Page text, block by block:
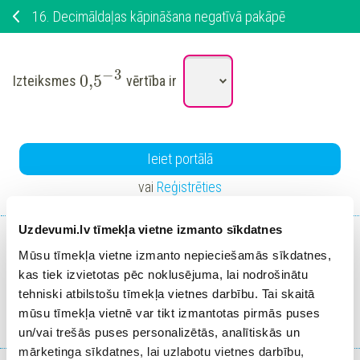
Uzdevumi.lv tīmekļa vietne izmanto sīkdatnes
Mūsu tīmekļa vietne izmanto nepieciešamās sīkdatnes,
kas tiek izvietotas pēc noklusējuma, lai nodrošinātu
tehniski atbilstošu tīmekļa vietnes darbību. Tai skaitā
mūsu tīmekļa vietnē var tikt izmantotas pirmās puses
un/vai trešās puses personalizētās, analītiskās un
mārketinga sīkdatnes, lai uzlabotu vietnes darbību,
16. Decimāldaļas kāpināšana negatīvā pakāpē
Izteiksmes 0,5−3 vērtība ir
Ieiet portālā
vai Reģistrēties
Iepriekšējais
uzdevums
Atgriezties tēmā
Nākamais
uzdevums
Nosūtīt atsauksmi